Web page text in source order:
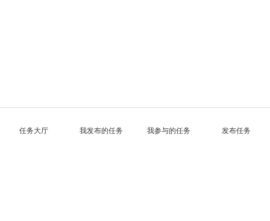
任务大厅 我发布的任务 我参与的任务 发布任务